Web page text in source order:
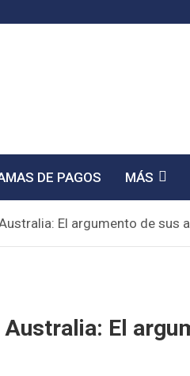
DE PAGOS MÁS
El argumento de sus
El